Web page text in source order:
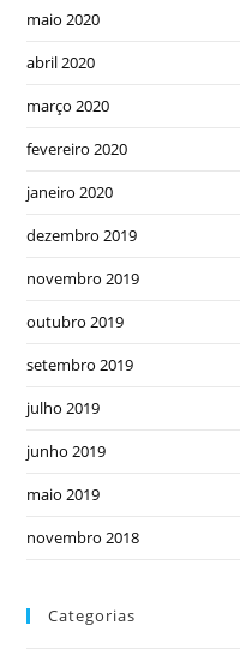
maio 2020
abril 2020
março 2020
fevereiro 2020
janeiro 2020
dezembro 2019
novembro 2019
outubro 2019
setembro 2019
julho 2019
junho 2019
maio 2019
novembro 2018
Categorias